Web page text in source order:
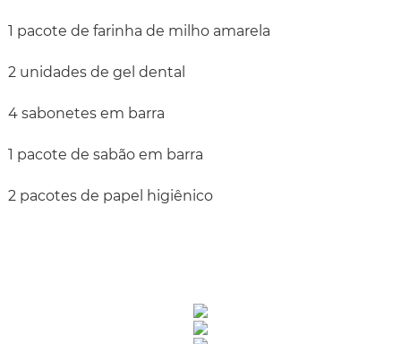
1 pacote de farinha de milho amarela
2 unidades de gel dental
4 sabonetes em barra
1 pacote de sabão em barra
2 pacotes de papel higiênico